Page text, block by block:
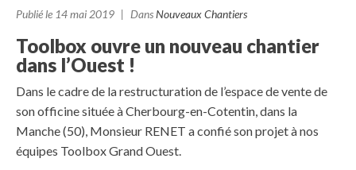
Publié le 14 mai 2019 DansNouveaux Chantiers
Toolbox ouvre un nouveau chantier
dans l’Ouest !
Dans le cadre de la restructuration de l’espace de vente de
son officine située à Cherbourg-en-Cotentin, dans la
Manche (50), Monsieur RENET a confié son projet à nos
équipes Toolbox Grand Ouest.